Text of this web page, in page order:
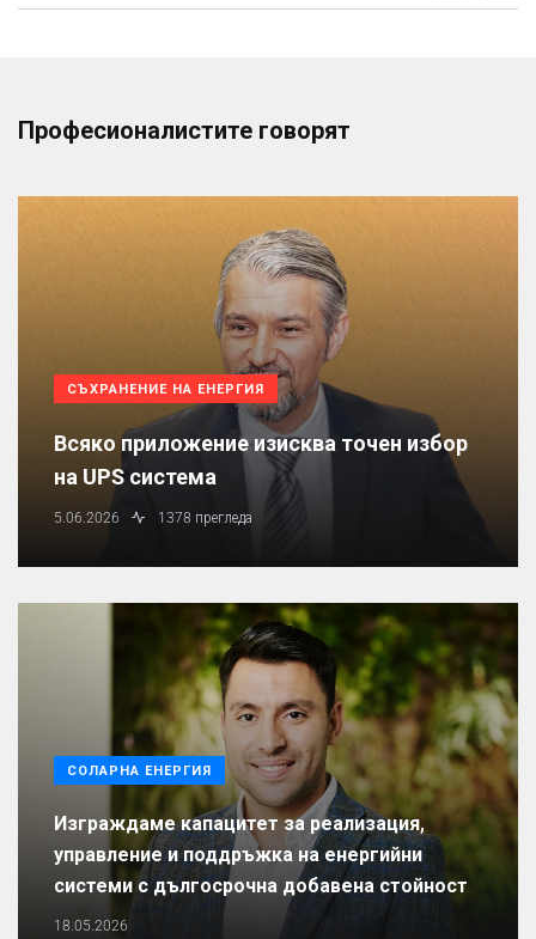
Професионалистите говорят
СЪХРАНЕНИЕ НА ЕНЕРГИЯ
Всяко приложение изисква точен избор
на UPS система
5.06.2026 1378 прегледа
СОЛАРНА ЕНЕРГИЯ
Изграждаме капацитет за реализация,
управление и поддръжка на енергийни
системи с дългосрочна добавена стойност
18.05.2026